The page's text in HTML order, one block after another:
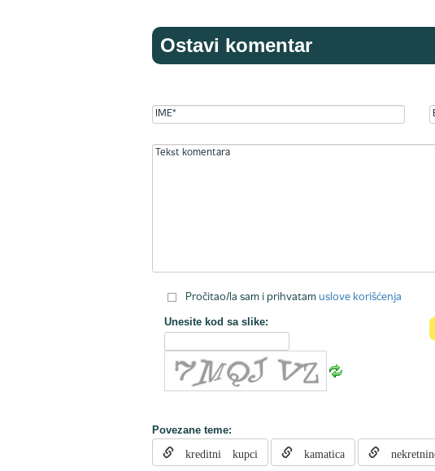
Ostavi komentar
Pročitao/la sam i prihvatam uslove korišćenja
Unesite kod sa slike:
Povezane teme:
kreditni kupci kamatica